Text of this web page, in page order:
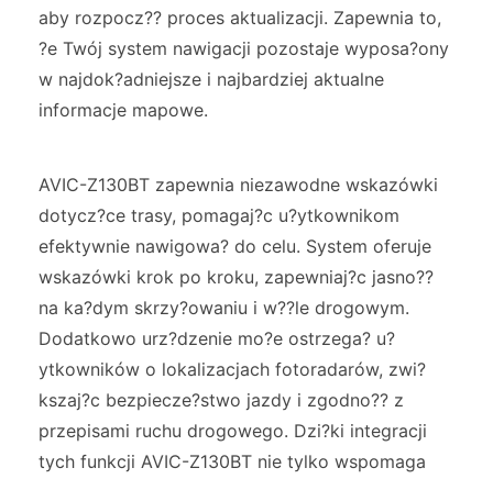
aby rozpocz?? proces aktualizacji. Zapewnia to,
?e Twój system nawigacji pozostaje wyposa?ony
w najdok?adniejsze i najbardziej aktualne
informacje mapowe.
AVIC-Z130BT zapewnia niezawodne wskazówki
dotycz?ce trasy, pomagaj?c u?ytkownikom
efektywnie nawigowa? do celu. System oferuje
wskazówki krok po kroku, zapewniaj?c jasno??
na ka?dym skrzy?owaniu i w??le drogowym.
Dodatkowo urz?dzenie mo?e ostrzega? u?
ytkowników o lokalizacjach fotoradarów, zwi?
kszaj?c bezpiecze?stwo jazdy i zgodno?? z
przepisami ruchu drogowego. Dzi?ki integracji
tych funkcji AVIC-Z130BT nie tylko wspomaga